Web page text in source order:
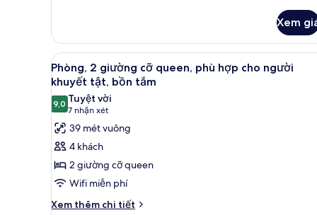
Suite,
phòng
ngủ
Xem
Xem
tất
cả
ảnh
Phòng,
2
giường
cỡ
queen,
phù
Bộ đồ giường cao cấp, nệm
5
Phòng, 2 giường cỡ queen, phù hợp cho người
khuyết tật, bồn tắm
9,09,0 trên 10
Tuyệt vời
7 nhận xét
(7
nhận
xét)
39 mét vuông
4 khách
2 giường cỡ queen
Wifi miễn phí
Xem thêm chi tiết
Chi